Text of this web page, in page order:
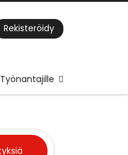
Rekisteröidy
Työnantajille